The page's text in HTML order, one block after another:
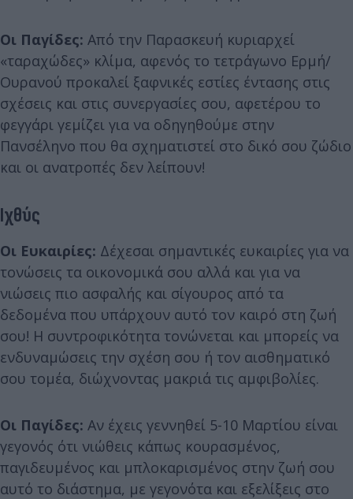
Οι Παγίδες: Από την Παρασκευή κυριαρχεί
«ταραχώδες» κλίμα, αφενός το τετράγωνο Ερμή/
Ουρανού προκαλεί ξαφνικές εστίες έντασης στις
σχέσεις και στις συνεργασίες σου, αφετέρου το
φεγγάρι γεμίζει για να οδηγηθούμε στην
Πανσέληνο που θα σχηματιστεί στο δικό σου ζώδιο
και οι ανατροπές δεν λείπουν!
Ιχθύς
Οι Ευκαιρίες: Δέχεσαι σημαντικές ευκαιρίες για να
τονώσεις τα οικονομικά σου αλλά και για να
νιώσεις πιο ασφαλής και σίγουρος από τα
δεδομένα που υπάρχουν αυτό τον καιρό στη ζωή
σου! Η συντροφικότητα τονώνεται και μπορείς να
ενδυναμώσεις την σχέση σου ή τον αισθηματικό
σου τομέα, διώχνοντας μακριά τις αμφιβολίες.
Οι Παγίδες: Αν έχεις γεννηθεί 5-10 Μαρτίου είναι
γεγονός ότι νιώθεις κάπως κουρασμένος,
παγιδευμένος και μπλοκαρισμένος στην ζωή σου
αυτό το διάστημα, με γεγονότα και εξελίξεις στο